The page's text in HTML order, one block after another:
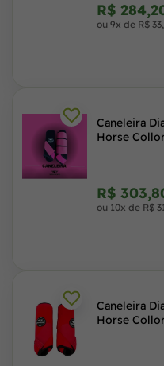
R$
ou 9x de R$
Caneleira
Horse
R$
ou 10x de R$
Caneleira
Horse